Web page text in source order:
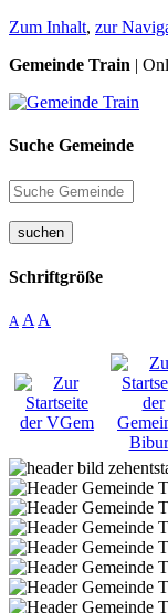
Zum Inhalt, zur
Gemeinde Train |
Suche Gemeinde
suchen
Schriftgröße
A A A